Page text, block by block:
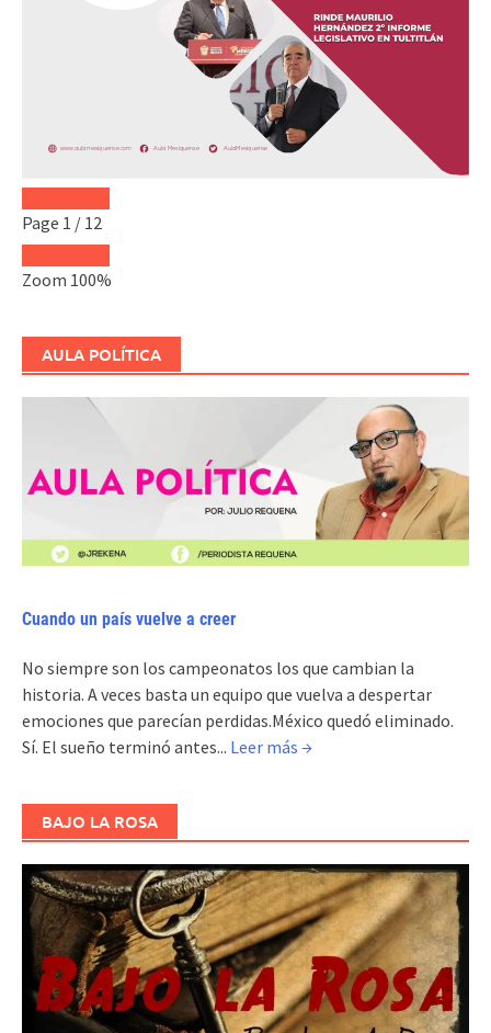
Page 1 / 12
Zoom 100%
AULA POLÍTICA
Cuando un país vuelve a creer
No siempre son los campeonatos los que cambian la
historia. A veces basta un equipo que vuelva a despertar
emociones que parecían perdidas.México quedó eliminado.
Sí. El sueño terminó antes... Leer más →
BAJO LA ROSA